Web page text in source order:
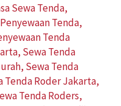
Sewa Tenda,
Penyewaan Tenda,
Tenda
, Sewa Tenda
, Sewa Tenda
Tenda Roder Jakarta,
Tenda Roders,